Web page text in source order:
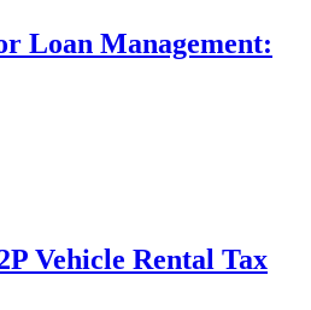
Loan Management:
Vehicle Rental Tax